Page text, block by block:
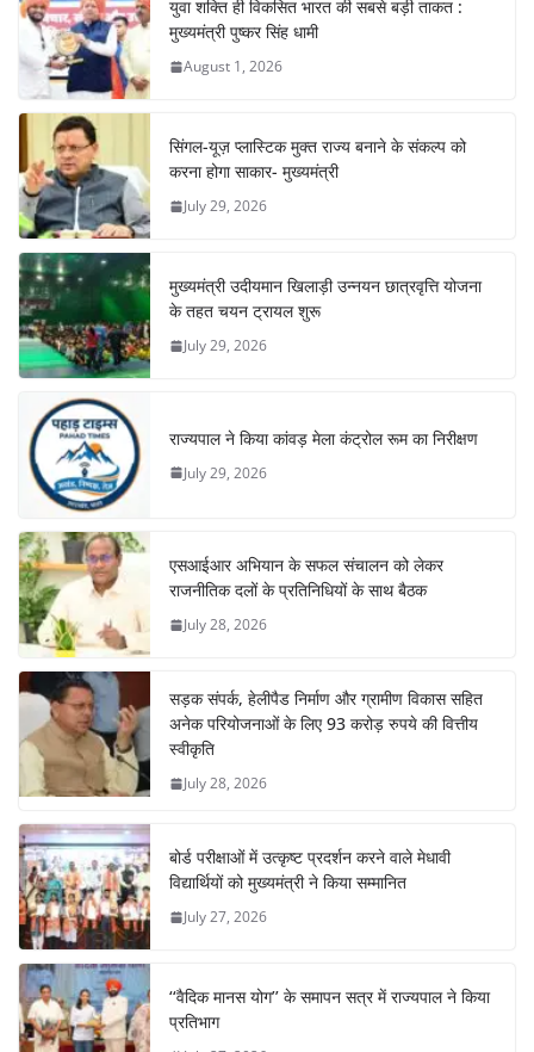
युवा शक्ति ही विकसित भारत की सबसे बड़ी ताकत :
मुख्यमंत्री पुष्कर सिंह धामी
August 1, 2026
सिंगल-यूज़ प्लास्टिक मुक्त राज्य बनाने के संकल्प को
करना होगा साकार- मुख्यमंत्री
July 29, 2026
मुख्यमंत्री उदीयमान खिलाड़ी उन्नयन छात्रवृत्ति योजना
के तहत चयन ट्रायल शुरू
July 29, 2026
राज्यपाल ने किया कांवड़ मेला कंट्रोल रूम का निरीक्षण
July 29, 2026
एसआईआर अभियान के सफल संचालन को लेकर
राजनीतिक दलों के प्रतिनिधियों के साथ बैठक
July 28, 2026
सड़क संपर्क, हेलीपैड निर्माण और ग्रामीण विकास सहित
अनेक परियोजनाओं के लिए 93 करोड़ रुपये की वित्तीय
स्वीकृति
July 28, 2026
बोर्ड परीक्षाओं में उत्कृष्ट प्रदर्शन करने वाले मेधावी
विद्यार्थियों को मुख्यमंत्री ने किया सम्मानित
July 27, 2026
‘‘वैदिक मानस योग’’ के समापन सत्र में राज्यपाल ने किया
प्रतिभाग